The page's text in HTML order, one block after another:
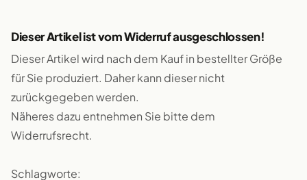
Dieser Artikel ist vom Widerruf ausgeschlossen!
Dieser Artikel wird nach dem Kauf in bestellter Größe
für Sie produziert. Daher kann dieser nicht
zurückgegeben werden.
Näheres dazu entnehmen Sie bitte dem
Widerrufsrecht.
Schlagworte: